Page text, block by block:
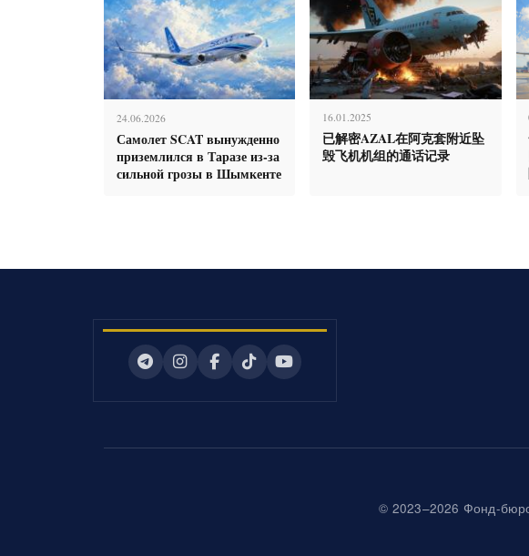
24.06.2026
Самолет SCAT вынужденно
приземлился в Таразе из-за
сильной грозы в Шымкенте
16.01.2025
已解密AZAL在阿克套附近坠
毁飞机机组的通话记录
© 2023–2026 Фонд-